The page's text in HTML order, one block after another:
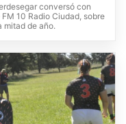
conversó con
10 Radio Ciudad, sobre
mitad de año.